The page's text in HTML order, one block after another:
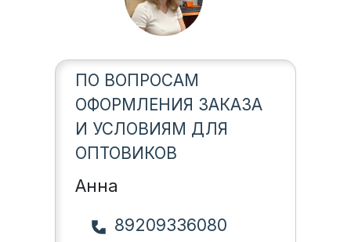
ПО ВОПРОСАМ
ОФОРМЛЕНИЯ ЗАКАЗА
И УСЛОВИЯМ ДЛЯ
ОПТОВИКОВ
Анна
89209336080